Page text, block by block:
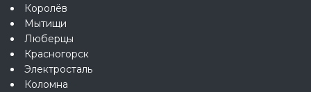
Королёв
Мытищи
Люберцы
Красногорск
Электросталь
Коломна